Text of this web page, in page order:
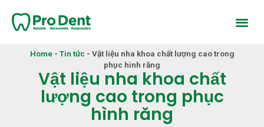
Home- Tin tức - Vật liệu nha khoa chất lượng cao trong
phục hình răng
Vật liệu nha khoa chất
lượng cao trong phục
hình răng